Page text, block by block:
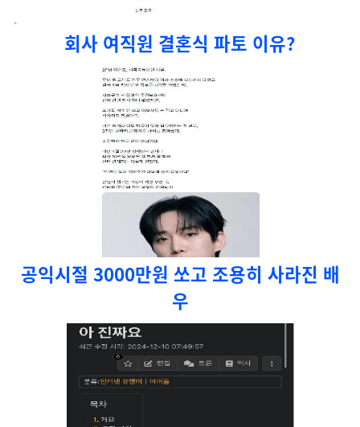
회사 여직원 결혼식 파토 이유?
공익시절 3000만원 쏘고 조용히 사라진 배
우